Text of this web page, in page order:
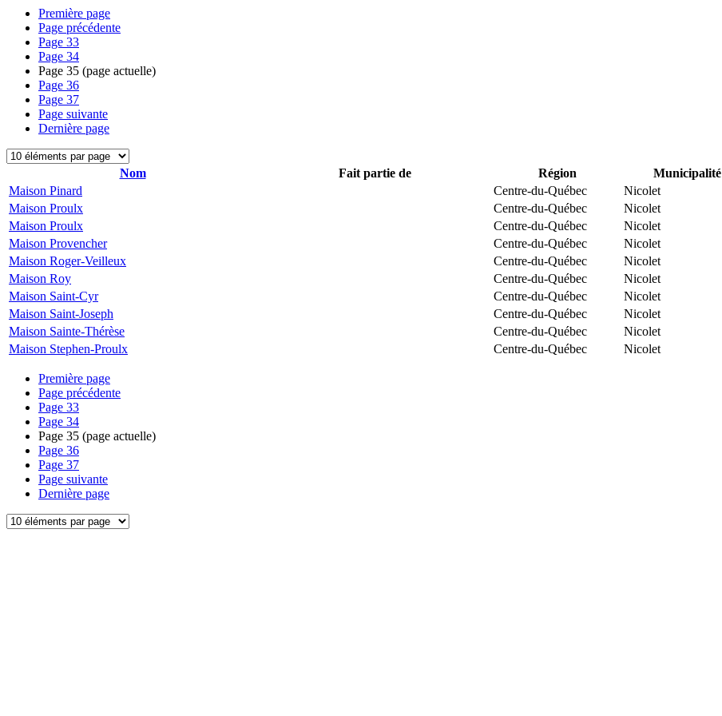
Première page
Page précédente
Page 33
Page 34
Page 35 (page actuelle)
Page 36
Page 37
Page suivante
Dernière page
Nom Fait partie de Région Municipalité
Maison Pinard
Centre-du-Québec
Nicolet
Maison Proulx
Centre-du-Québec
Nicolet
Maison Proulx
Centre-du-Québec
Nicolet
Maison Provencher
Centre-du-Québec
Nicolet
Maison Roger-Veilleux
Centre-du-Québec
Nicolet
Maison Roy
Centre-du-Québec
Nicolet
Maison Saint-Cyr
Centre-du-Québec
Nicolet
Maison Saint-Joseph
Centre-du-Québec
Nicolet
Maison Sainte-Thérèse
Centre-du-Québec
Nicolet
Maison Stephen-Proulx
Centre-du-Québec Nicolet
Première page
Page précédente
Page 33
Page 34
Page 35 (page actuelle)
Page 36
Page 37
Page suivante
Dernière page